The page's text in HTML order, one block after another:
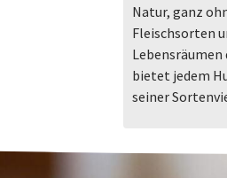
Natur, ganz
Fleischsorten
bietet jedem
seiner